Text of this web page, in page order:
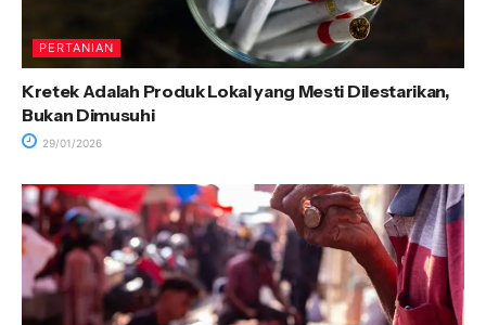
PERTANIAN
Kretek Adalah Produk Lokal yang Mesti Dilestarikan,
Bukan Dimusuhi
29/01/2026